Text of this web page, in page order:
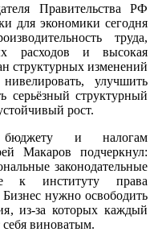
Правительства РФ
для экономики сегодня
труда,
расходов и высокая
структурных изменений
улучшить
серьёзный структурный
рост.
бюджету и налогам
Макаров подчеркнул:
законодательные
к институту права
нужно освободить
из-за которых каждый
себя виноватым.